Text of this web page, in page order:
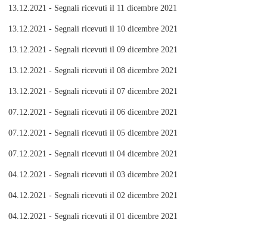
13.12.2021 - Segnali ricevuti il 11 dicembre 2021
13.12.2021 - Segnali ricevuti il 10 dicembre 2021
13.12.2021 - Segnali ricevuti il 09 dicembre 2021
13.12.2021 - Segnali ricevuti il 08 dicembre 2021
13.12.2021 - Segnali ricevuti il 07 dicembre 2021
07.12.2021 - Segnali ricevuti il 06 dicembre 2021
07.12.2021 - Segnali ricevuti il 05 dicembre 2021
07.12.2021 - Segnali ricevuti il 04 dicembre 2021
04.12.2021 - Segnali ricevuti il 03 dicembre 2021
04.12.2021 - Segnali ricevuti il 02 dicembre 2021
04.12.2021 - Segnali ricevuti il 01 dicembre 2021